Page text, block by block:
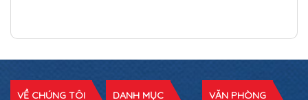
VỀ CHÚNG TÔI DANH MỤC VĂN PHÒNG